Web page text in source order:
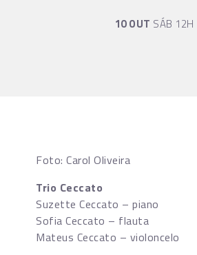
10 OUT SÁB 12H
Foto: Carol Oliveira
Trio Ceccato
Suzette Ceccato – piano
Sofia Ceccato – flauta
Mateus Ceccato – violoncelo